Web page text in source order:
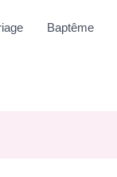
Baptême